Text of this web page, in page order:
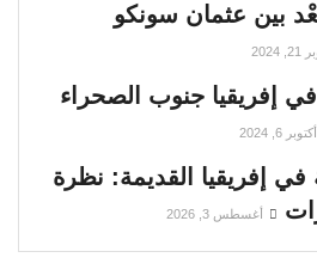
بين عثمان سونكو
إفريقيا جنوب الصحراء
أكتوبر 6, 2024
في إفريقيا القديمة: نظرة
أغسطس 3, 2026